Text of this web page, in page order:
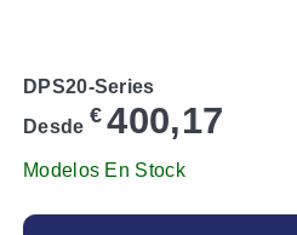
DPS20-Series
Desde € 400,17
Modelos En Stock